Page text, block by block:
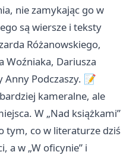
nie zamykając go w
są wiersze i teksty
Różanowskiego,
Woźniaka, Dariusza
Anny Podczaszy. 📝
kameralne, ale
W „Nad książkami”
tym, co w literaturze dziś
a w „W oficynie” i